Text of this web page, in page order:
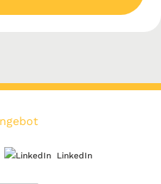
LinkedIn